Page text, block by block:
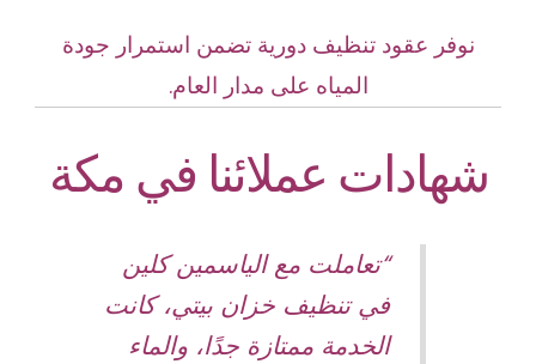
نوفر عقود تنظيف دورية تضمن استمرار جودة
المياه على مدار العام.
شهادات عملائنا في مكة
“تعاملت مع الياسمين كلين
في تنظيف خزان بيتي، كانت
الخدمة ممتازة جدًا، والماء